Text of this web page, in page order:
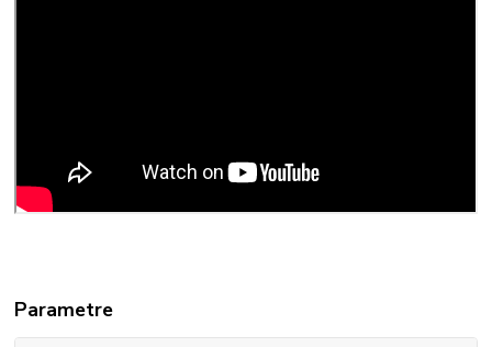
Parametre